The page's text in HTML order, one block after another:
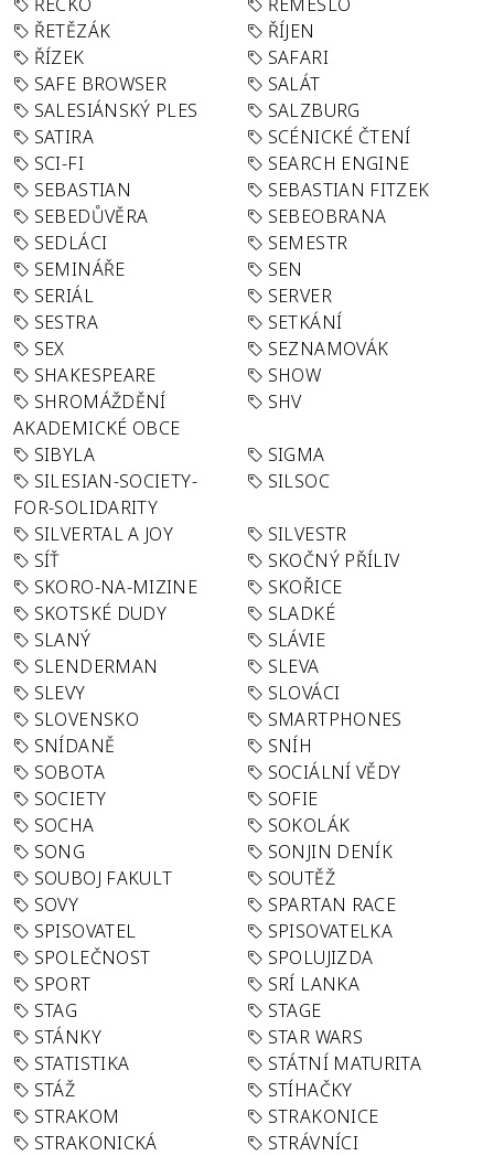
ŘETĚZÁK
ŘÍJEN
ŘÍZEK
SAFARI
SAFE BROWSER
SALÁT
SALESIÁNSKÝ PLES
SALZBURG
SATIRA
SCÉNICKÉ ČTENÍ
SCI-FI
SEARCH ENGINE
SEBASTIAN
SEBASTIAN FITZEK
SEBEDŮVĚRA
SEBEOBRANA
SEDLÁCI
SEMESTR
SEMINÁŘE
SEN
SERIÁL
SERVER
SESTRA
SETKÁNÍ
SEX
SEZNAMOVÁK
SHAKESPEARE
SHOW
SHROMÁŽDĚNÍ
AKADEMICKÉ OBCE
SHV
SIBYLA
SIGMA
SILESIAN-SOCIETY-
FOR-SOLIDARITY
SILSOC
SILVERTAL A JOY
SILVESTR
SÍŤ
SKOČNÝ PŘÍLIV
SKORO-NA-MIZINE
SKOŘICE
SKOTSKÉ DUDY
SLADKÉ
SLANÝ
SLÁVIE
SLENDERMAN
SLEVA
SLEVY
SLOVÁCI
SLOVENSKO
SMARTPHONES
SNÍDANĚ
SNÍH
SOBOTA
SOCIÁLNÍ VĚDY
SOCIETY
SOFIE
SOCHA
SOKOLÁK
SONG
SONJIN DENÍK
SOUBOJ FAKULT
SOUTĚŽ
SOVY
SPARTAN RACE
SPISOVATEL
SPISOVATELKA
SPOLEČNOST
SPOLUJIZDA
SPORT
SRÍ LANKA
STAG
STAGE
STÁNKY
STAR WARS
STATISTIKA
STÁTNÍ MATURITA
STÁŽ
STÍHAČKY
STRAKOM
STRAKONICE
STRAKONICKÁ
STRÁVNÍCI